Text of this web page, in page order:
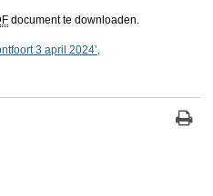
document te downloaden.
3 april 2024’,